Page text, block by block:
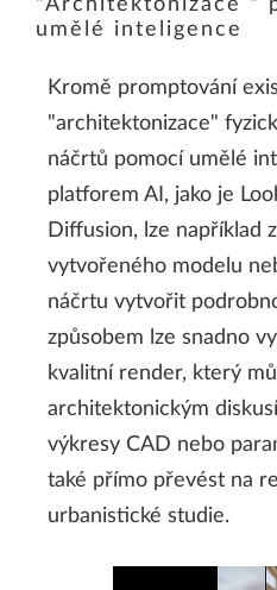
"Architektonizace "
umělé inteligence
Kromě promptování
"architektonizace"
náčrtů pomocí umělé
platforem AI, jako je
Diffusion, lze například
vytvořeného modelu
náčrtu vytvořit
způsobem lze snadno
kvalitní render, který
architektonickým
výkresy CAD nebo
také přímo převést na
urbanistické studie.